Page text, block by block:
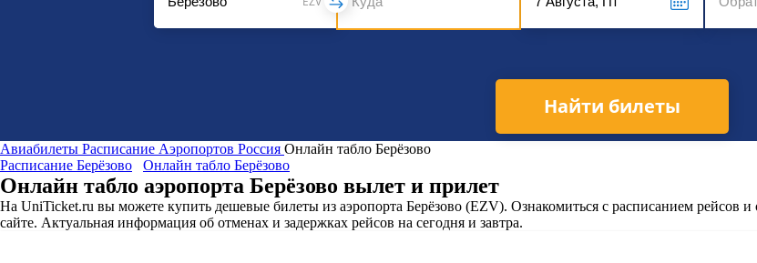
Найти билеты
Авиабилеты Расписание Аэропортов Россия Онлайн табло Берёзово
Расписание Берёзово
Онлайн табло Берёзово
Онлайн табло аэропорта Берёзово вылет и прилет
На UniTicket.ru вы можете купить дешевые билеты из аэропорта Берёзово (EZV). Ознакомиться с расписанием рейсов
сайте. Актуальная информация об отменах и задержках рейсов на сегодня и завтра.